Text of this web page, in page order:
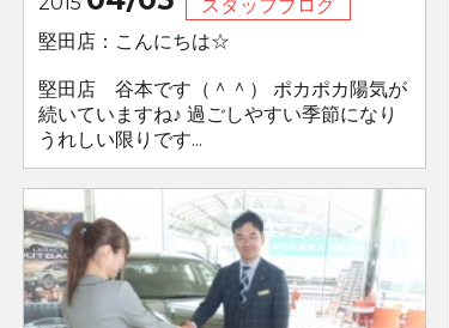
スタッフブログ
堅田店：こんにちは☆
堅田店 谷本です（＾＾） ポカポカ陽気が
続いていますね♪ 過ごしやすい季節になり
うれしい限りです...